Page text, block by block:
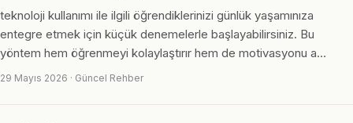
teknoloji kullanımı ile ilgili öğrendiklerinizi günlük yaşamınıza
entegre etmek için küçük denemelerle başlayabilirsiniz. Bu
yöntem hem öğrenmeyi kolaylaştırır hem de motivasyonu a…
29 Mayıs 2026 · Güncel Rehber